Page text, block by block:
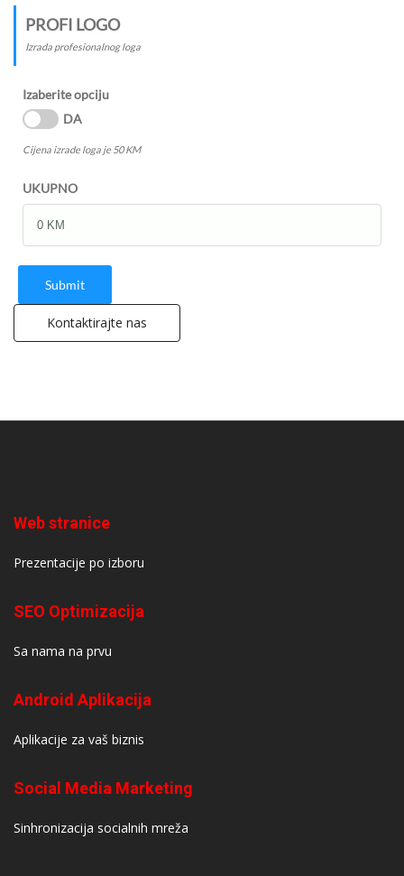
PROFI LOGO
Izrada profesionalnog loga
Izaberite opciju
DA
Cijena izrade loga je 50 KM
UKUPNO
Submit
Kontaktirajte nas
Web stranice
Prezentacije po izboru
SEO Optimizacija
Sa nama na prvu
Android Aplikacija
Aplikacije za vaš biznis
Social Media Marketing
Sinhronizacija socialnih mreža